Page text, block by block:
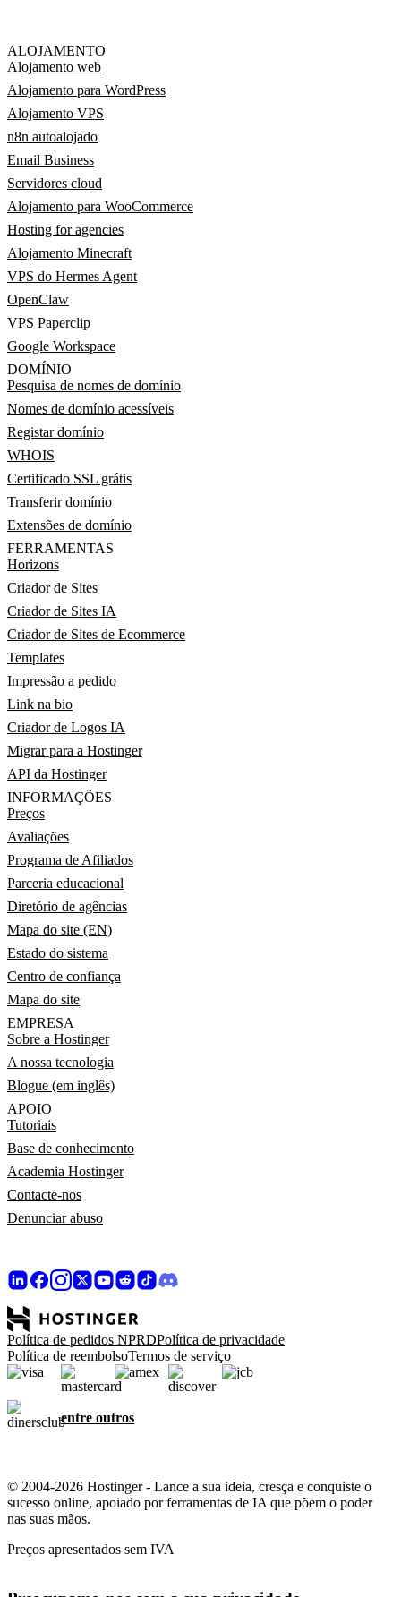
ALOJAMENTO
Alojamento web
Alojamento para WordPress
Alojamento VPS
n8n autoalojado
Email Business
Servidores cloud
Alojamento para WooCommerce
Hosting for agencies
Alojamento Minecraft
VPS do Hermes Agent
OpenClaw
VPS Paperclip
Google Workspace
DOMÍNIO
Pesquisa de nomes de domínio
Nomes de domínio acessíveis
Registar domínio
WHOIS
Certificado SSL grátis
Transferir domínio
Extensões de domínio
FERRAMENTAS
Horizons
Criador de Sites
Criador de Sites IA
Criador de Sites de Ecommerce
Templates
Impressão a pedido
Link na bio
Criador de Logos IA
Migrar para a Hostinger
API da Hostinger
INFORMAÇÕES
Preços
Avaliações
Programa de Afiliados
Parceria educacional
Diretório de agências
Mapa do site (EN)
Estado do sistema
Centro de confiança
Mapa do site
EMPRESA
Sobre a Hostinger
A nossa tecnologia
Blogue (em inglês)
APOIO
Tutoriais
Base de conhecimento
Academia Hostinger
Contacte-nos
Denunciar abuso
Política de pedidos NPRDPolítica de privacidade
Política de reembolsoTermos de serviço
entre outros
© 2004-2026 Hostinger - Lance a sua ideia, cresça e conquiste o
sucesso online, apoiado por ferramentas de IA que põem o poder
nas suas mãos.
Preços apresentados sem IVA